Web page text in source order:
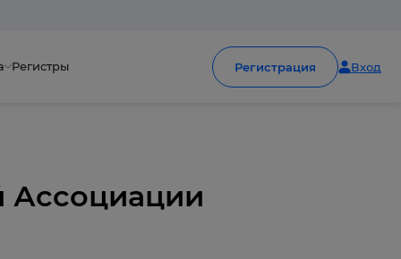
Регистры Регистрация Вход
Ассоциации